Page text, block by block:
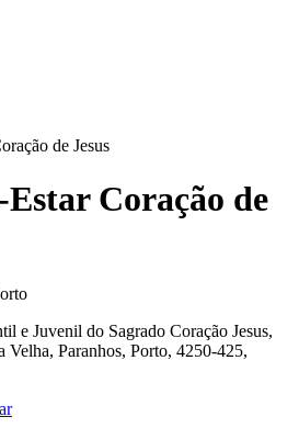
de Jesus
Coração de
e Juvenil do Sagrado Coração Jesus,
Velha, Paranhos, Porto, 4250-425,